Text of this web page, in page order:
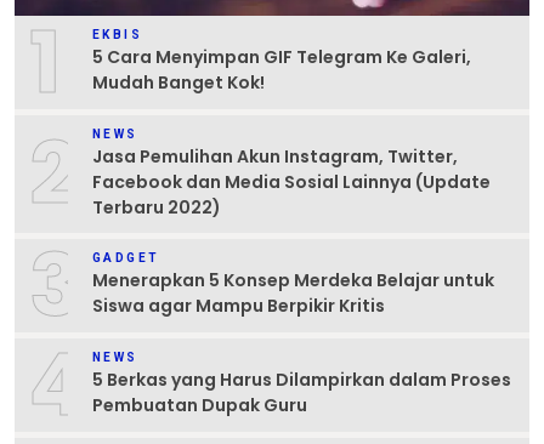
1 EKBIS
5 Cara Menyimpan GIF Telegram Ke Galeri,
Mudah Banget Kok!
2 NEWS
Jasa Pemulihan Akun Instagram, Twitter,
Facebook dan Media Sosial Lainnya (Update
Terbaru 2022)
3 GADGET
Menerapkan 5 Konsep Merdeka Belajar untuk
Siswa agar Mampu Berpikir Kritis
4 NEWS
5 Berkas yang Harus Dilampirkan dalam Proses
Pembuatan Dupak Guru